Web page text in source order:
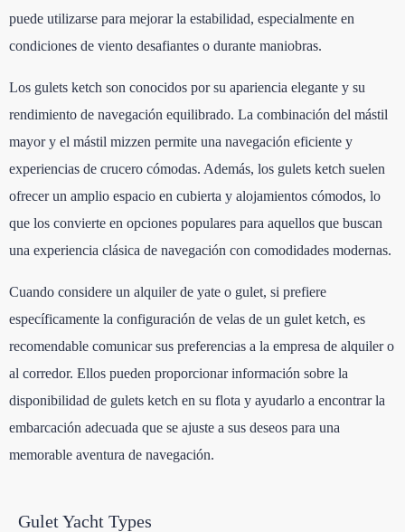
puede utilizarse para mejorar la estabilidad, especialmente en
condiciones de viento desafiantes o durante maniobras.
Los gulets ketch son conocidos por su apariencia elegante y su
rendimiento de navegación equilibrado. La combinación del mástil
mayor y el mástil mizzen permite una navegación eficiente y
experiencias de crucero cómodas. Además, los gulets ketch suelen
ofrecer un amplio espacio en cubierta y alojamientos cómodos, lo
que los convierte en opciones populares para aquellos que buscan
una experiencia clásica de navegación con comodidades modernas.
Cuando considere un alquiler de yate o gulet, si prefiere
específicamente la configuración de velas de un gulet ketch, es
recomendable comunicar sus preferencias a la empresa de alquiler o
al corredor. Ellos pueden proporcionar información sobre la
disponibilidad de gulets ketch en su flota y ayudarlo a encontrar la
embarcación adecuada que se ajuste a sus deseos para una
memorable aventura de navegación.
Gulet Yacht Types